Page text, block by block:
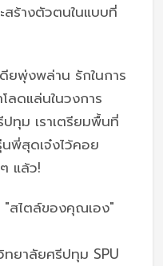
สร้างตัวตนในแบบที่
ยพุ่งพล่าน รักในการ
โลดแล่นในวงการ
ทุม เราเตรียมพื้นที่
พี่สุดเจ๋งไว้คอย
แล้ว!
"สไตล์ของคุณเอง"
ทยาลัยศรีปทุม SPU